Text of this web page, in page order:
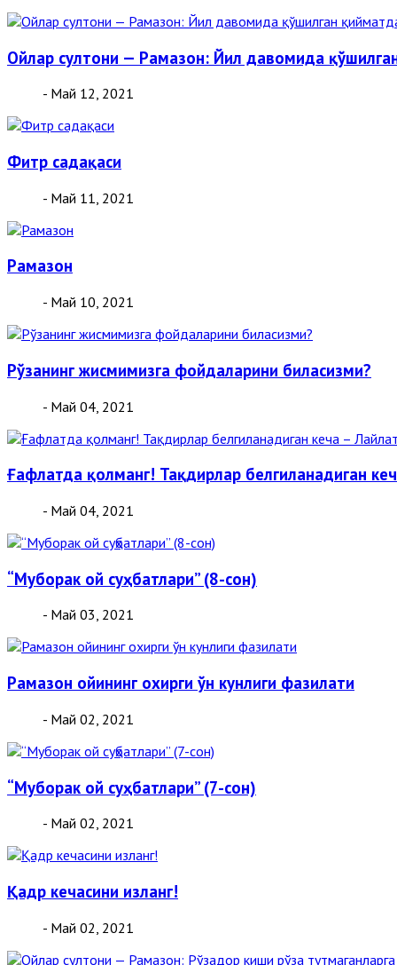
Ойлар султони — Рамазон: Йил давомида
- Май 12, 2021
Фитр садақаси
- Май 11, 2021
Рамазон
- Май 10, 2021
Рўзанинг жисмимизга фойдаларини биласизми?
- Май 04, 2021
Ғафлатда қолманг! Тақдирлар белгиланадиган
- Май 04, 2021
“Муборак ой суҳбатлари” (8-сон)
- Май 03, 2021
Рамазон ойининг охирги ўн кунлиги фазилати
- Май 02, 2021
“Муборак ой суҳбатлари” (7-сон)
- Май 02, 2021
Қадр кечасини изланг!
- Май 02, 2021